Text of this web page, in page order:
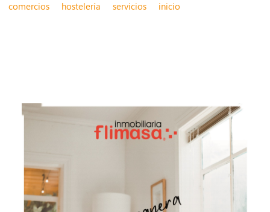
comercios hostelería servicios inicio